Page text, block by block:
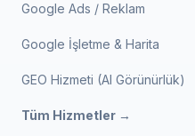
Google Ads / Reklam
Google İşletme & Harita
GEO Hizmeti (AI Görünürlük)
Tüm Hizmetler →